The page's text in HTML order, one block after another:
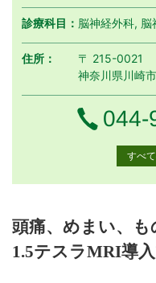
診療科目： 脳神経外科, 脳
住所：
〒 215-0021
神奈川県川崎
電話
044-
すべ
9:00 - 12:00
●
15:00 - 18:00
●
頭痛、めまい、も
1.5テスラMRI導